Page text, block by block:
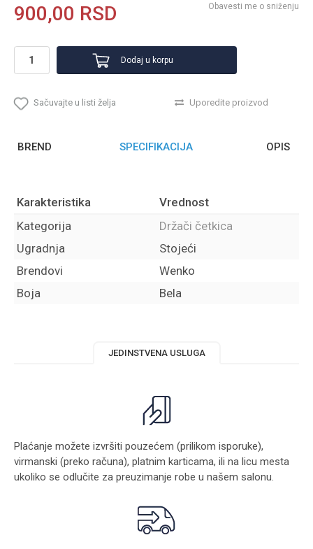
900,00 RSD Obavesti me o sniženju
Dodaj u korpu
Sačuvajte u listi želja Uporedite proizvod
BREND SPECIFIKACIJA OPIS
Karakteristika
Vrednost
Kategorija
Držači četkica
Ugradnja
Stojeći
Brendovi
Wenko
Boja
Bela
JEDINSTVENA USLUGA
Plaćanje možete izvršiti pouzećem (prilikom isporuke),
virmanski (preko računa), platnim karticama, ili na licu mesta
ukoliko se odlučite za preuzimanje robe u našem salonu.